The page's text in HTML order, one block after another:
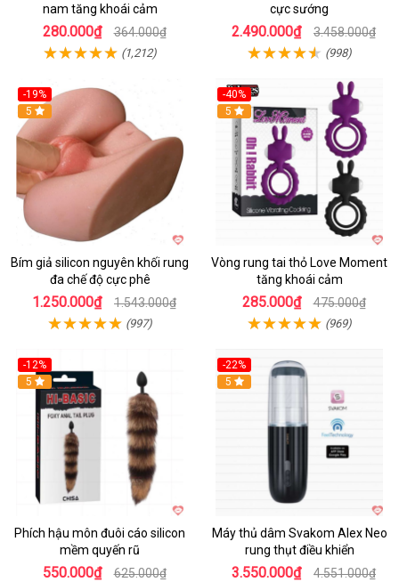
nam tăng khoái cảm
280.000₫ 364.000₫
(1,212)
cực sướng
2.490.000₫ 3.458.000₫
(998)
-19%
Hot
5
Bím giả silicon nguyên khối rung
đa chế độ cực phê
1.250.000₫ 1.543.000₫
(997)
-40%
5
Vòng rung tai thỏ Love Moment
tăng khoái cảm
285.000₫ 475.000₫
(969)
-12%
Hot
5
Phích hậu môn đuôi cáo silicon
mềm quyến rũ
550.000₫ 625.000₫
-22%
5
Máy thủ dâm Svakom Alex Neo
rung thụt điều khiển
3.550.000₫ 4.551.000₫